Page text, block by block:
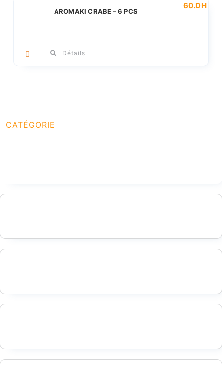
AROMAKI CRABE – 6 PCS
60.DH
Détails
CATÉGORIE